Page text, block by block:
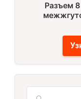
Разъем